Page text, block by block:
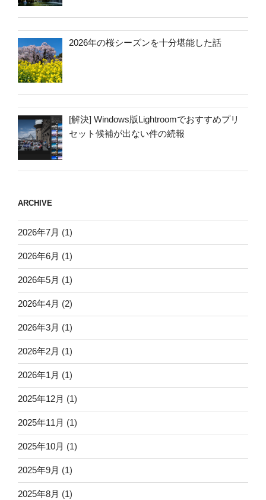
2026年の桜シーズンを十分堪能した話
[解決] Windows版Lightroomでおすすめプリ
セット候補が出ない件の続報
ARCHIVE
2026年7月 (1)
2026年6月 (1)
2026年5月 (1)
2026年4月 (2)
2026年3月 (1)
2026年2月 (1)
2026年1月 (1)
2025年12月 (1)
2025年11月 (1)
2025年10月 (1)
2025年9月 (1)
2025年8月 (1)